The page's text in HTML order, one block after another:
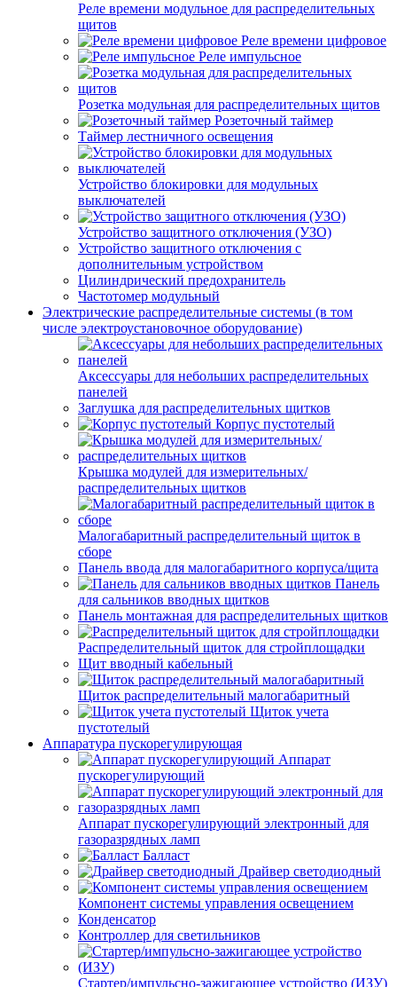
Реле времени модульное для распределительных
щитов
Реле времени цифровое
Реле импульсное
Розетка модульная для распределительных щитов
Розеточный таймер
Таймер лестничного освещения
Устройство блокировки для модульных
выключателей
Устройство защитного отключения (УЗО)
Устройство защитного отключения с
дополнительным устройством
Цилиндрический предохранитель
Частотомер модульный
Электрические распределительные системы (в том
числе электроустановочное оборудование)
Аксессуары для небольших распределительных
панелей
Заглушка для распределительных щитков
Корпус пустотелый
Крышка модулей для измерительных/
распределительных щитков
Малогабаритный распределительный щиток в
сборе
Панель ввода для малогабаритного корпуса/щита
Панель
для сальников вводных щитков
Панель монтажная для распределительных щитков
Распределительный щиток для стройплощадки
Щит вводный кабельный
Щиток распределительный малогабаритный
Щиток учета
пустотелый
Аппаратура пускорегулирующая
Аппарат
пускорегулирующий
Аппарат пускорегулирующий электронный для
газоразрядных ламп
Балласт
Драйвер светодиодный
Компонент системы управления освещением
Конденсатор
Контроллер для светильников
Стартер/импульсно-зажигающее устройство (ИЗУ)